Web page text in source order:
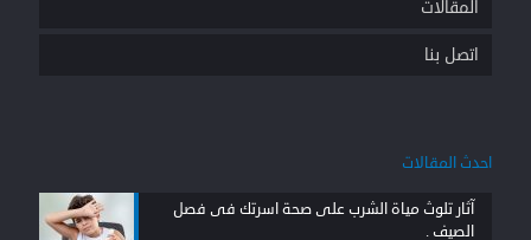
المقالات
اتصل بنا
احدث المقالات
آثار تلوث مياة الشرب على صحة اسرتك فى فصل
الصيف .